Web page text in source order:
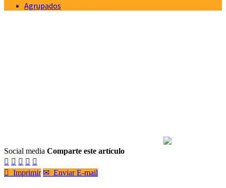
Agrupados
Social media Comparte este artículo
    
 Imprimir ✉ Enviar E-mail